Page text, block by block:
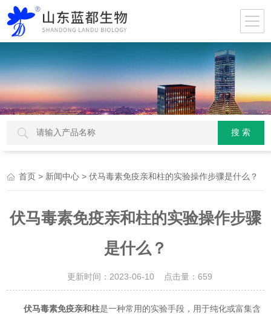
首页 > 新闻中心 > 伏马毒素免疫亲和柱的实验操作步骤是什么？
伏马毒素免疫亲和柱的实验操作步骤
是什么？
更新时间：2023-06-10 点击量： 659
伏马毒素免疫亲和柱是一种常用的实验手段，用于纯化或富集含